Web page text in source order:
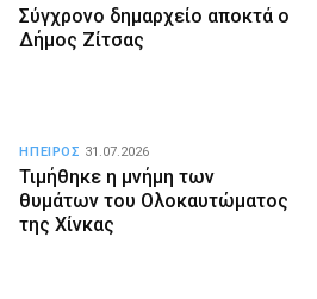
Σύγχρονο δημαρχείο αποκτά ο
Δήμος Ζίτσας
Τιμήθηκε η μνήμη των
θυμάτων του Ολοκαυτώματος
της Χίνκας
ΗΠΕΙΡΟΣ 31.07.2026